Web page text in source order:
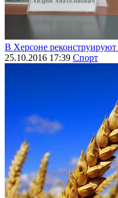
В Херсоне
25.10.2016 17:39 Спорт